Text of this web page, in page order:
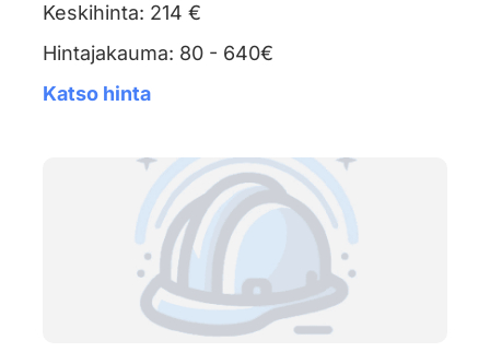
Keskihinta: 214 €
Hintajakauma: 80 - 640€
Katso hinta